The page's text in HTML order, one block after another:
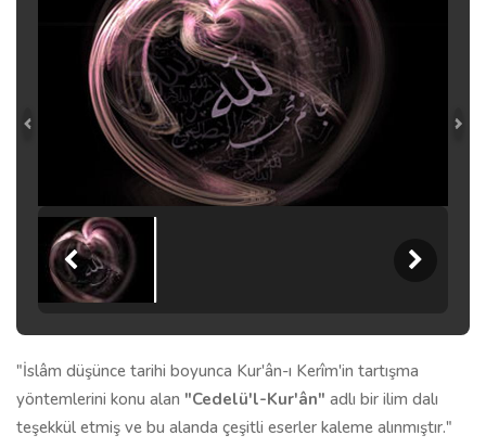
"İslâm düşünce tarihi boyunca Kur'ân-ı Kerîm'in tartışma
yöntemlerini konu alan "Cedelü'l-Kur'ân" adlı bir ilim dalı
teşekkül etmiş ve bu alanda çeşitli eserler kaleme alınmıştır."